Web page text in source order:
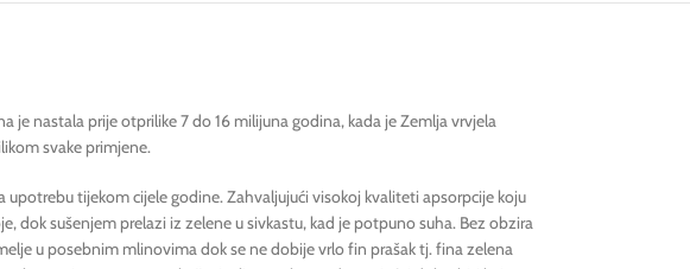
je nastala prije otprilike 7 do 16 milijuna godina, kada je Zemlja vrvjela
svake primjene.
upotrebu tijekom cijele godine. Zahvaljujući visokoj kvaliteti apsorpcije koju
dok sušenjem prelazi iz zelene u sivkastu, kad je potpuno suha. Bez obzira
u posebnim mlinovima dok se ne dobije vrlo fin prašak tj. fina zelena